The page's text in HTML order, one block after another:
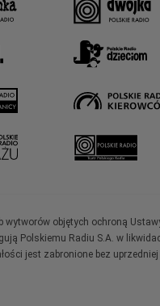
objętych ochroną
Polskiemu Radiu S.A. w
jest zabronione bez